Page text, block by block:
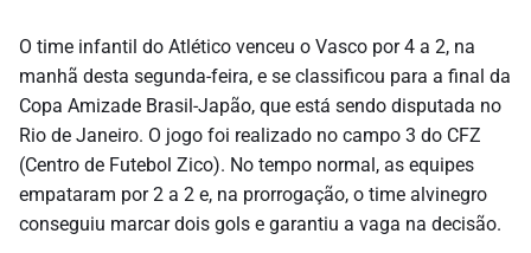
O time infantil do Atlético venceu o Vasco por 4 a 2, na
manhã desta segunda-feira, e se classificou para a final da
Copa Amizade Brasil-Japão, que está sendo disputada no
Rio de Janeiro. O jogo foi realizado no campo 3 do CFZ
(Centro de Futebol Zico). No tempo normal, as equipes
empataram por 2 a 2 e, na prorrogação, o time alvinegro
conseguiu marcar dois gols e garantiu a vaga na decisão.